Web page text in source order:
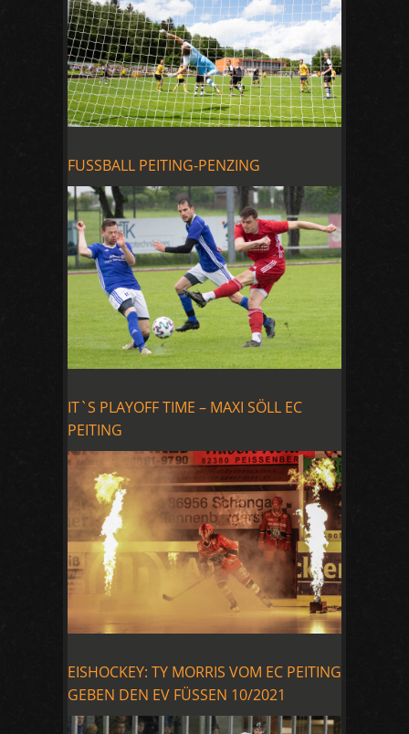
FUSSBALL PEITING-PENZING
IT`S PLAYOFF TIME – MAXI SÖLL EC
PEITING
EISHOCKEY: TY MORRIS VOM EC PEITING
GEBEN DEN EV FÜSSEN 10/2021